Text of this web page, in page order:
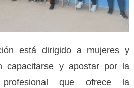
está dirigido a mujeres y
capacitarse y apostar por la
profesional que ofrece la